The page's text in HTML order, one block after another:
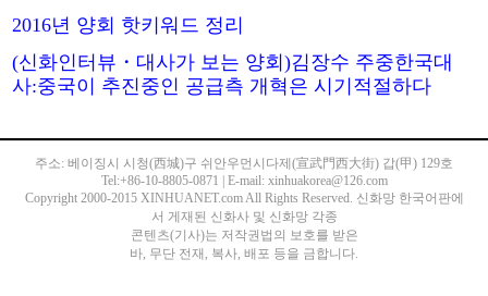
2016년 양회 핫키워드 정리
(신화인터뷰・대사가 보는 양회)김장수 주중한국대
사:중국이 추진중인 공급측 개혁은 시기적절하다
주소: 베이징시 시청(西城)구 쉬안우먼시다제(宣武門西大街) 갑(甲) 129호
Tel:+86-10-8805-0871 | E-mail: xinhuakorea@126.com
Copyright 2000-2015 XINHUANET.com All Rights Reserved. 신화망 한국어판에
서 게재된 신화사 및 신화망 각종
콘텐츠(기사)는 저작권법의 보호를 받은
바, 무단 전재, 복사, 배포 등을 금합니다.